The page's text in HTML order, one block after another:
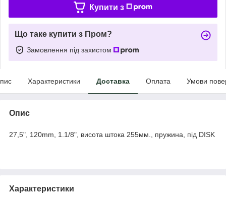
Купити з
Що таке купити з Пром?
Замовлення під захистом
Характеристики Доставка Оплата Умови
Опис
27,5", 120mm, 1.1/8", висота штока 255мм., пружина, під DISK
Характеристики